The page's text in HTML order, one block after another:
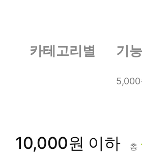
카테고리별
피부타입별
베스트
이벤트
카테고리별 기
5,000
10,000원 이하 총